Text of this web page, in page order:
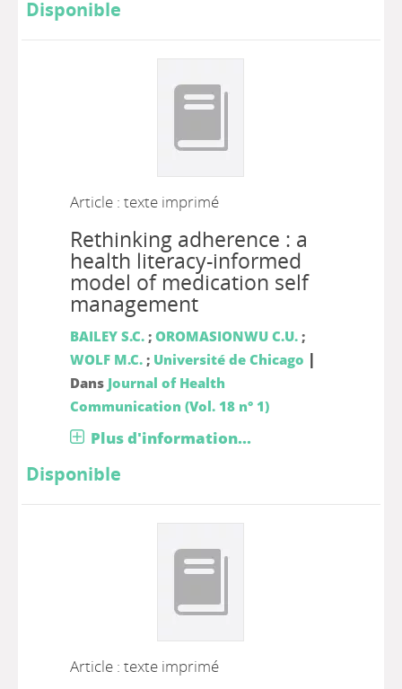
Disponible
Article : texte imprimé
Rethinking adherence : a
health literacy-informed
model of medication self
management
BAILEY S.C.; OROMASIONWU C.U.;
WOLF M.C.; Université de Chicago |
Dans Journal of Health
Communication (Vol. 18 n° 1)
Plus d'information...
Disponible
Article : texte imprimé